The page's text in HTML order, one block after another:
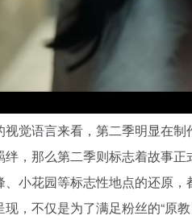
觉语言来看，第二季明显在
，那么第二季则标志着故事
小花园等标志性地点的还原
，不仅是为了满足粉丝的“原